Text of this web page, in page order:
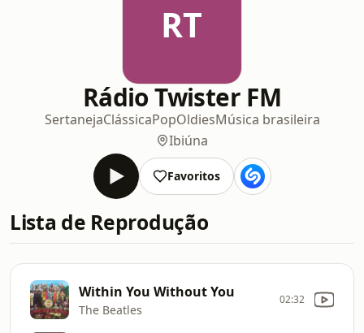
RT
Rádio Twister FM
SertanejaClássicaPopOldiesMúsica brasileira
Ibiúna
Favoritos
Lista de Reprodução
Within You Without You
The Beatles
02:32